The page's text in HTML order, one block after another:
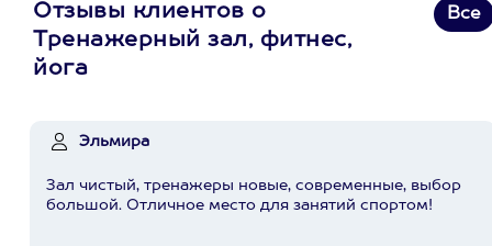
Отзывы клиентов о
Тренажерный зал, фитнес,
йога
Все
Эльмира
Зал чистый, тренажеры новые, современные, выбор
большой. Отличное место для занятий спортом!